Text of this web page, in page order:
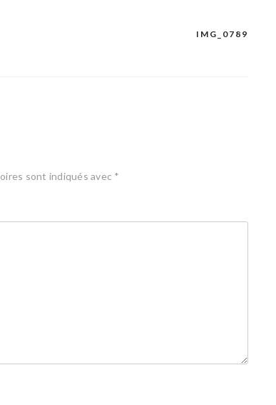
IMG_0789
sont indiqués avec *